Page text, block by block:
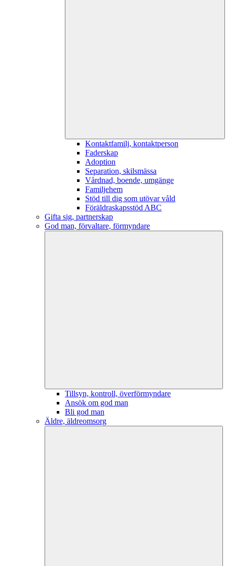
Kontaktfamilj, kontaktperson
Faderskap
Adoption
Separation, skilsmässa
Vårdnad, boende, umgänge
Familjehem
Stöd till dig som utövar våld
Föräldraskapsstöd ABC
Gifta sig, partnerskap
God man, förvaltare, förmyndare
Tillsyn, kontroll, överförmyndare
Ansök om god man
Bli god man
Äldre, äldreomsorg